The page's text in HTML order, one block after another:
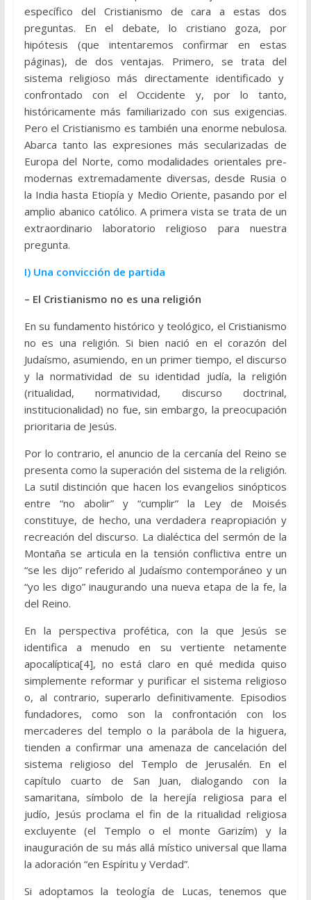
específico del Cristianismo de cara a estas dos
preguntas. En el debate, lo cristiano goza, por
hipótesis (que intentaremos confirmar en estas
páginas), de dos ventajas. Primero, se trata del
sistema religioso más directamente identificado y
confrontado con el Occidente y, por lo tanto,
históricamente más familiarizado con sus exigencias.
Pero el Cristianismo es también una enorme nebulosa.
Abarca tanto las expresiones más secularizadas de
Europa del Norte, como modalidades orientales pre-
modernas extremadamente diversas, desde Rusia o
la India hasta Etiopía y Medio Oriente, pasando por el
amplio abanico católico. A primera vista se trata de un
extraordinario laboratorio religioso para nuestra
pregunta.
I) Una convicción de partida
– El Cristianismo no es una religión
En su fundamento histórico y teológico, el Cristianismo
no es una religión. Si bien nació en el corazón del
Judaísmo, asumiendo, en un primer tiempo, el discurso
y la normatividad de su identidad judía, la religión
(ritualidad, normatividad, discurso doctrinal,
institucionalidad) no fue, sin embargo, la preocupación
prioritaria de Jesús.
Por lo contrario, el anuncio de la cercanía del Reino se
presenta como la superación del sistema de la religión.
La sutil distinción que hacen los evangelios sinópticos
entre “no abolir” y “cumplir” la Ley de Moisés
constituye, de hecho, una verdadera reapropiación y
recreación del discurso. La dialéctica del sermón de la
Montaña se articula en la tensión conflictiva entre un
“se les dijo” referido al Judaísmo contemporáneo y un
“yo les digo” inaugurando una nueva etapa de la fe, la
del Reino.
En la perspectiva profética, con la que Jesús se
identifica a menudo en su vertiente netamente
apocalíptica[4], no está claro en qué medida quiso
simplemente reformar y purificar el sistema religioso
o, al contrario, superarlo definitivamente. Episodios
fundadores, como son la confrontación con los
mercaderes del templo o la parábola de la higuera,
tienden a confirmar una amenaza de cancelación del
sistema religioso del Templo de Jerusalén. En el
capítulo cuarto de San Juan, dialogando con la
samaritana, símbolo de la herejía religiosa para el
judío, Jesús proclama el fin de la ritualidad religiosa
excluyente (el Templo o el monte Garizím) y la
inauguración de su más allá místico universal que llama
la adoración “en Espíritu y Verdad”.
Si adoptamos la teología de Lucas, tenemos que